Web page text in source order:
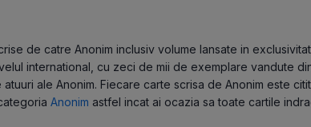
de catre Anonim inclusiv volume lansate in
international, cu zeci de mii de exemplare vandute
ale Anonim. Fiecare carte scrisa de Anonim este
Anonim astfel incat ai ocazia sa toate cartile